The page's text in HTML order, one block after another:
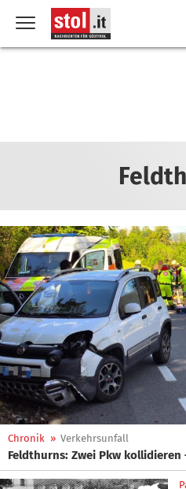
Chronik » Verkehrsunfall
Feldthurns: Zwei Pkw